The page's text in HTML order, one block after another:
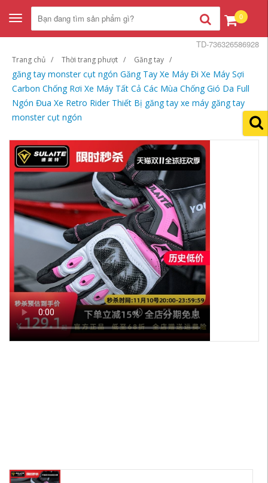
Toggle
navigation
0
Trang chủ Thời trang phượt Găng tay
găng tay monster cụt ngón Găng Tay Xe Máy Đi Xe Máy Sợi
Carbon Chống Rơi Xe Máy Tất Cả Các Mùa Chống Gió Da Full
Ngón Đua Xe Retro Rider Thiết Bị găng tay xe máy găng tay
monster cụt ngón
TD-736326586928